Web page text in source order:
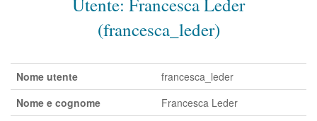
Utente: Francesca Leder
(francesca_leder)
Nome utente
francesca_leder
Nome e cognome
Francesca Leder